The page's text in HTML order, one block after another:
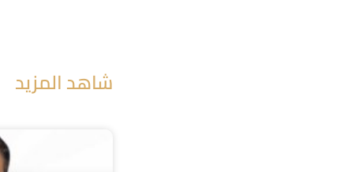
شاهد المزيد